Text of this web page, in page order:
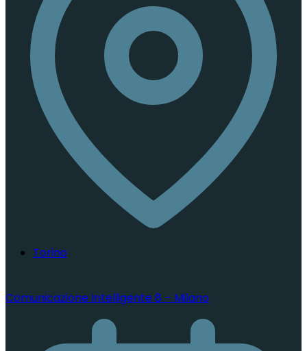
Torino
Comunicazione Intelligente 8 – Milano